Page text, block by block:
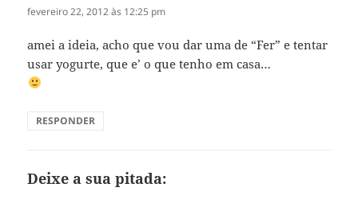
fevereiro 22, 2012 às 12:25 pm
amei a ideia, acho que vou dar uma de “Fer” e tentar
usar yogurte, que e’ o que tenho em casa…
RESPONDER
Deixe a sua pitada: